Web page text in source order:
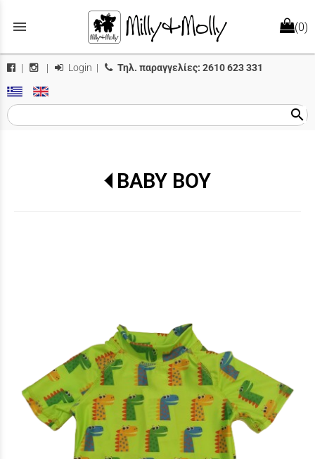
menu (0)
| | Login | Τηλ. παραγγελίες: 2610 623 331
search
BABY BOY